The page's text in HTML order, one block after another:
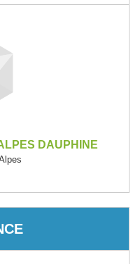
DAUPHINE